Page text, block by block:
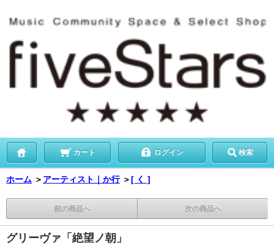
カート ログイン 検索
ホーム ＞ アーティスト｜か行 ＞[ く ]
前の商品へ 次の商品へ
グリーヴァ「絶望ノ朝」